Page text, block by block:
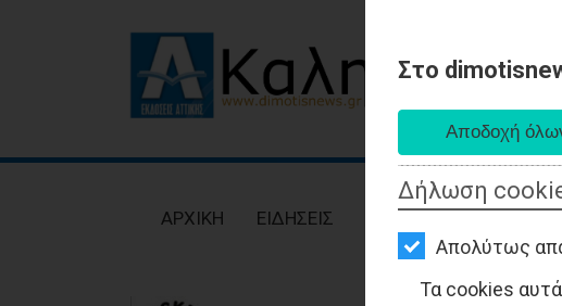
Στο
Δήλωση
Απολύτως
Τα cookies αυτά
ΕΙΔΗΣΕΙΣ
AΡΧΙΚΗ ΕΙΔΗΣΕΙΣ